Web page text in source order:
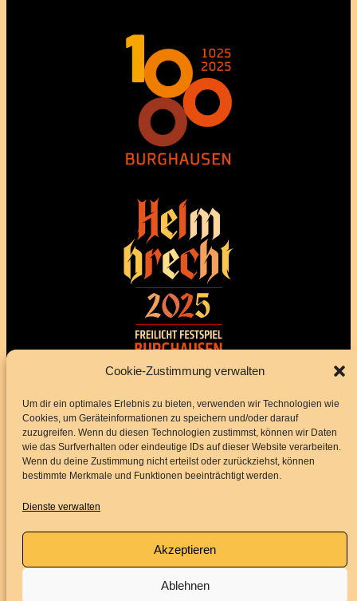
Cookie-Zustimmung verwalten
Um dir ein optimales Erlebnis zu bieten, verwenden wir Technologien wie
Cookies, um Geräteinformationen zu speichern und/oder darauf
zuzugreifen. Wenn du diesen Technologien zustimmst, können wir Daten
wie das Surfverhalten oder eindeutige IDs auf dieser Website verarbeiten.
Wenn du deine Zustimmung nicht erteilst oder zurückziehst, können
bestimmte Merkmale und Funktionen beeinträchtigt werden.
Dienste verwalten
Akzeptieren
Ablehnen
Impressum
Datenschutz
Folge uns
Service